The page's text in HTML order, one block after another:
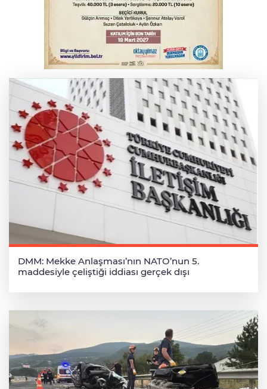
Bursa’da bugün hava nasıl olacak?
Osmangazi’de iş arayanlara destek
DMM: Mekke Anlaşması’nın NATO’nun 5.
maddesiyle çeliştiği iddiası gerçek dışı